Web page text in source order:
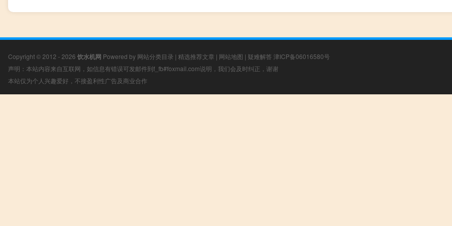
Copyright © 2012 - 2026 饮水机网 Powered by 网站分类目录 | 精选推荐文章 | 网站地图 | 疑难解答 津ICP备06016580号
声明：本站内容来自互联网，如信息有错误可发邮件到f_fb#foxmail.com说明，我们会及时纠正，谢谢
本站仅为个人兴趣爱好，不接盈利性广告及商业合作